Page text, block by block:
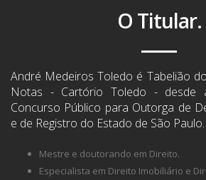
O Titular.
André Medeiros Toledo é Tabelião
Notas - Cartório Toledo - desde
Concurso Público para Outorga de
e de Registro do Estado de São Paulo.
Mestre e doutorando em Direito.
Especialista em Direito Imobiliário e